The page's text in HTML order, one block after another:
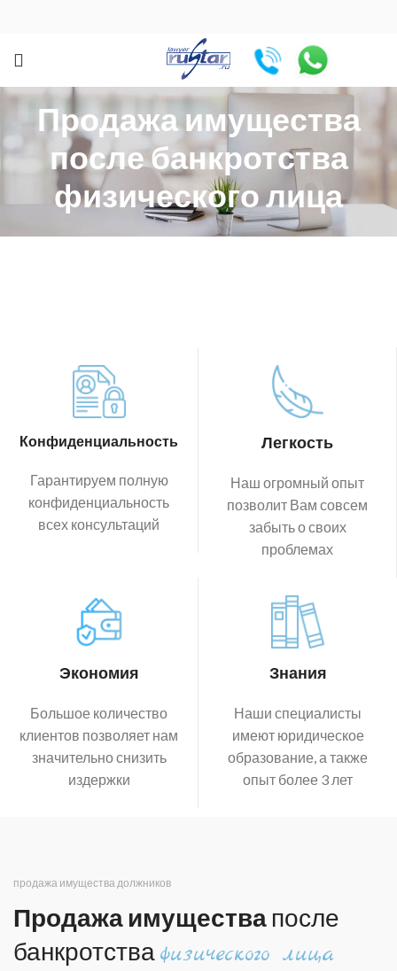
Продажа имущества
после банкротства
физического лица
Конфиденциальность
Гарантируем полную
конфиденциальность
всех консультаций
Легкость
Наш огромный опыт
позволит Вам совсем
забыть о своих
проблемах
Экономия
Большое количество
клиентов позволяет нам
значительно снизить
издержки
Знания
Наши специалисты
имеют юридическое
образование, а также
опыт более 3 лет
продажа имущества должников
Продажа имущества после
банкротствафизического лица